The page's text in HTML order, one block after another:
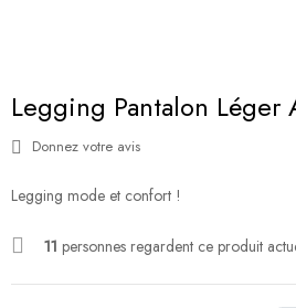
Legging Pantalon Léger
Donnez votre avis
Legging mode et confort !
11 personnes regardent ce produit